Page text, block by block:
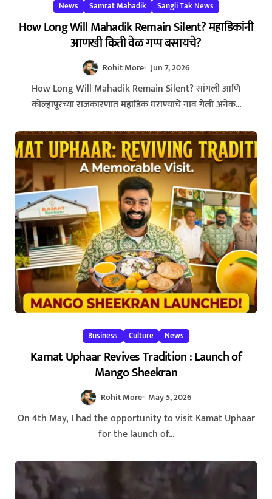
News Samrat Mahadik Sangli Tak News
How Long Will Mahadik Remain Silent? महाडिकांनी
आणखी किती वेळ गप्प बसायचे?
Rohit More Jun 7, 2026
How Long Will Mahadik Remain Silent? सांगली आणि
कोल्हापूरच्या राजकारणात महाडिक घराण्याचे नाव गेली अनेक...
Business Culture News
Kamat Uphaar Revives Tradition : Launch of
Mango Sheekran
Rohit More May 5, 2026
On 4th May, I had the opportunity to visit Kamat Uphaar
for the launch of...